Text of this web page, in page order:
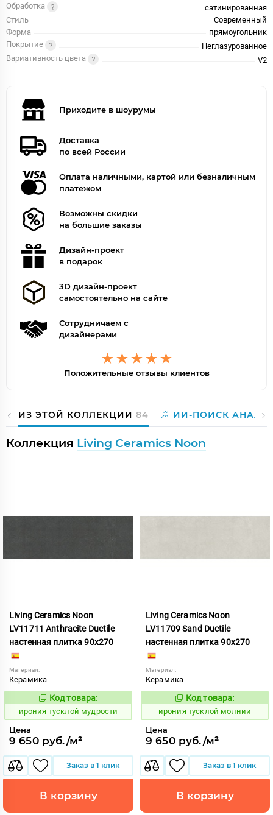
Обработка
сатинированная
Стиль
Современный
Форма
прямоугольник
Покрытие
Неглазурованное
Вариативность цвета
V2
Приходите в шоурумы
Доставка
по всей России
Оплата наличными, картой или безналичным
платежом
Возможны скидки
на большие заказы
Дизайн-проект
в подарок
3D дизайн-проект
самостоятельно на сайте
Сотрудничаем с
дизайнерами
Положительные отзывы клиентов
ИЗ ЭТОЙ КОЛЛЕКЦИИ 84 ИИ-ПОИСК
Коллекция Living Ceramics Noon
Living Ceramics Noon
LV11711 Anthracite Ductile
настенная плитка 90x270
Материал:
Керамика
1107055
Код товара:
ирония тусклой мудрости
Цена
9 650 руб./м²
Заказ в 1 клик
В корзину
Living Ceramics Noon
LV11709 Sand Ductile
настенная плитка 90x270
Материал:
Керамика
1107053
Код товара:
ирония тусклой молнии
Цена
9 650 руб./м²
Заказ в 1 клик
В корзину